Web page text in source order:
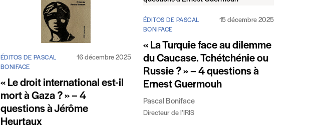
ÉDITOS DE PASCAL
BONIFACE
16 décembre 2025
​« Le droit international est-il
mort à Gaza ? » – 4
questions à Jérôme
Heurtaux
ÉDITOS DE PASCAL
BONIFACE
15 décembre 2025
« La Turquie face au dilemme
du Caucase. Tchétchénie ou
Russie ? » – 4 questions à
Ernest Guermouh
Pascal Boniface
Directeur de l’IRIS